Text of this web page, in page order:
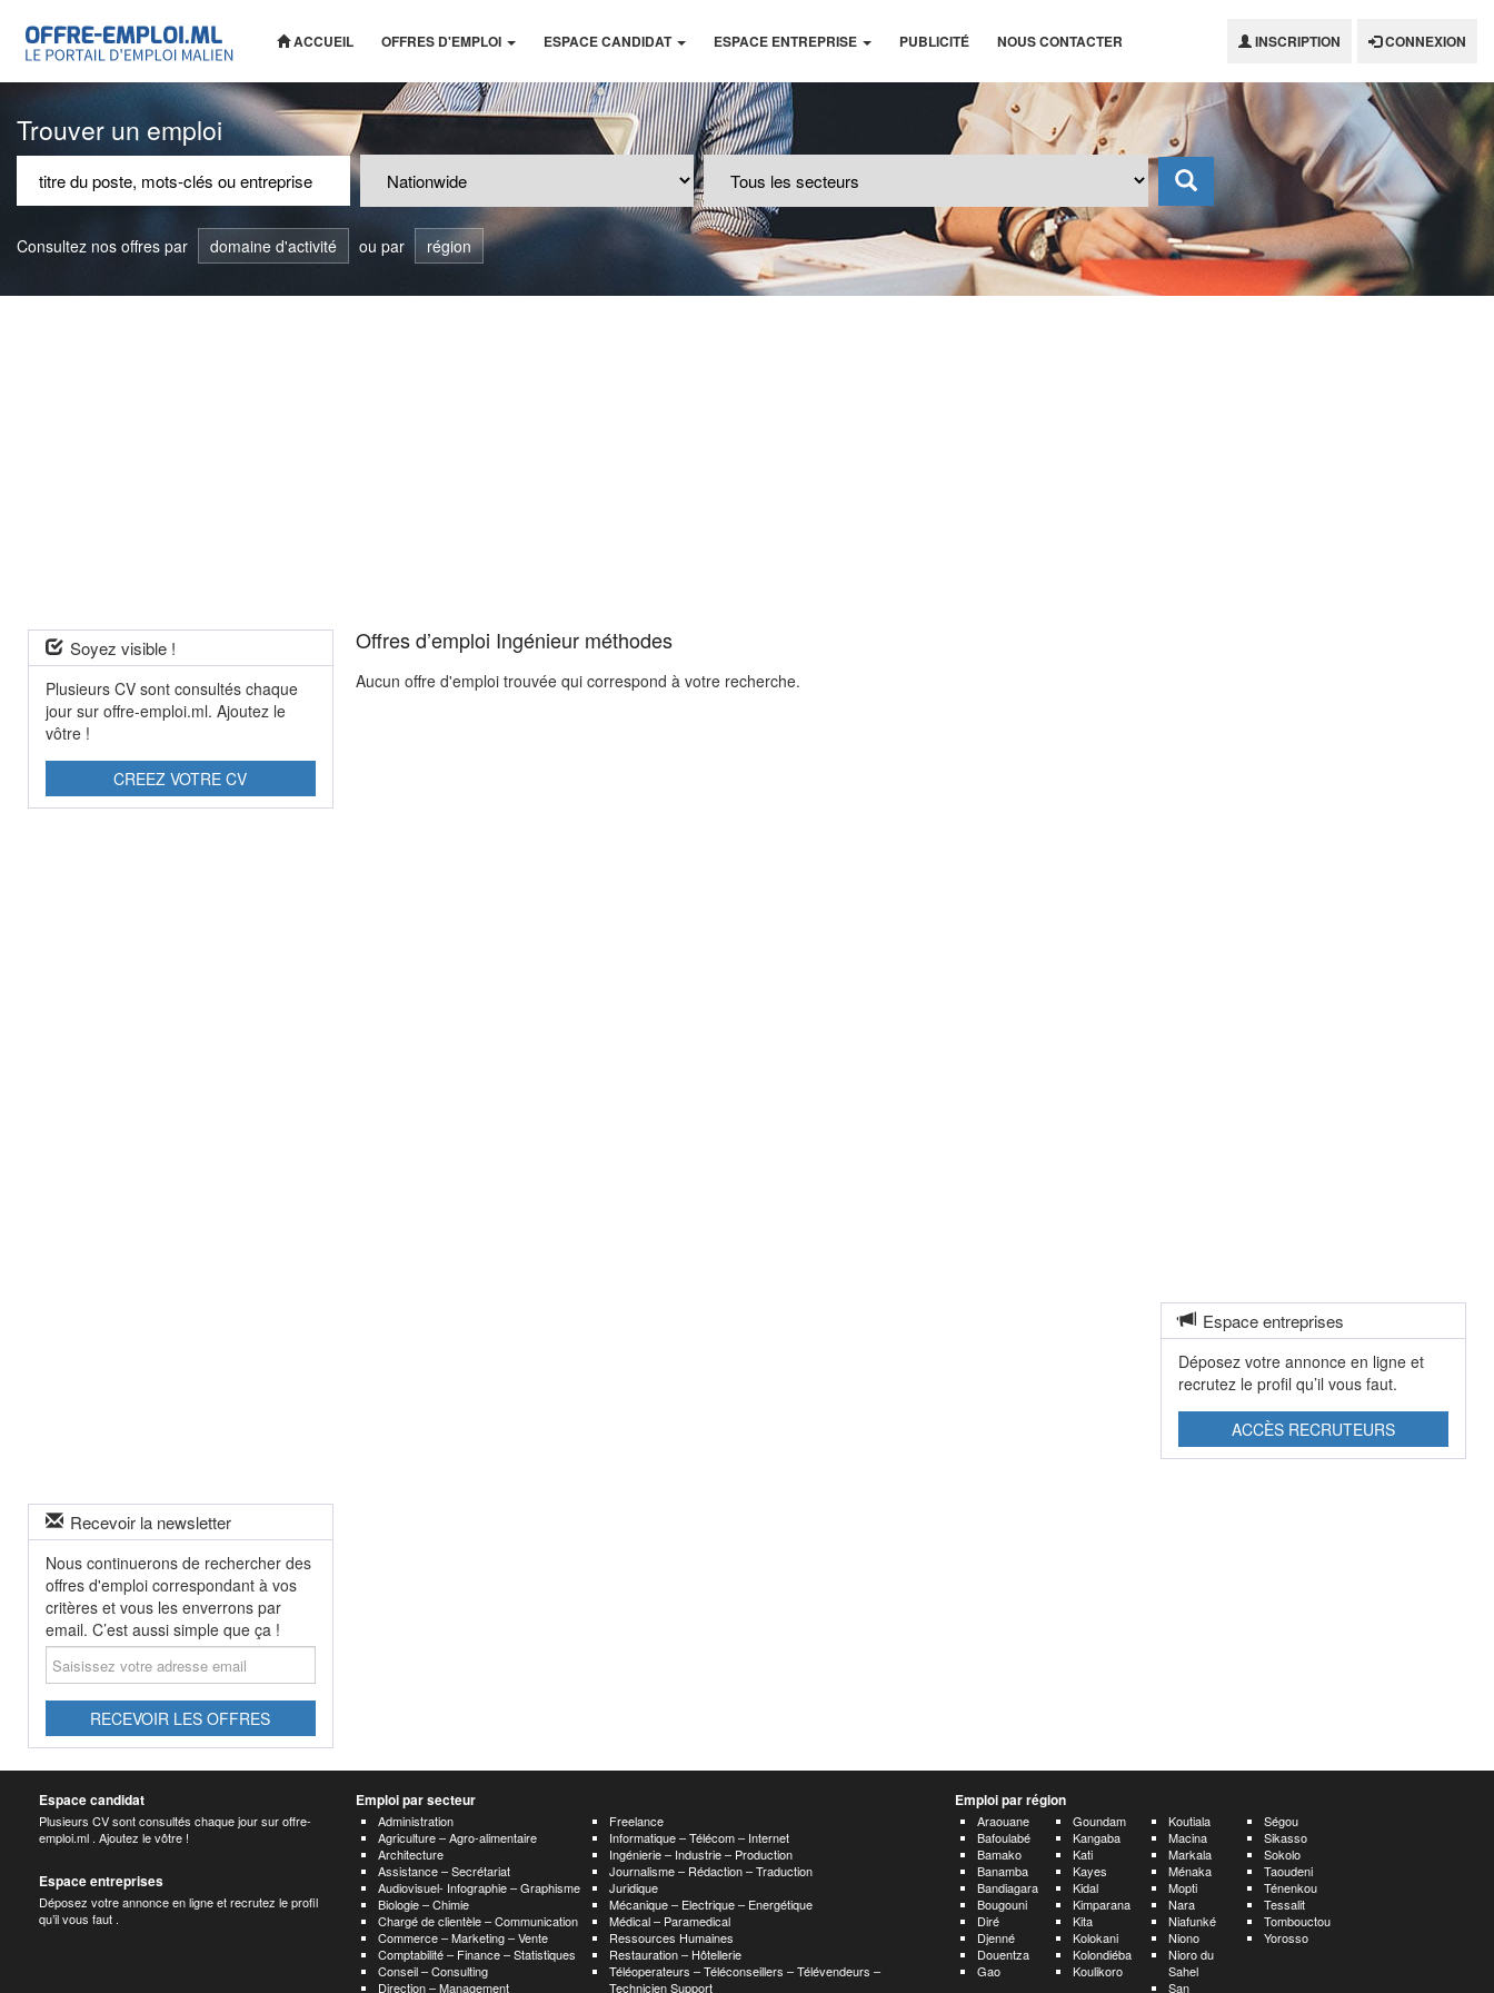
ACCUEIL OFFRES D'EMPLOI ESPACE CANDIDAT ESPACE ENTREPRISE PUBLICITÉ NOUS CONTACTER INSCRIPTION CONNEXION
Trouver un emploi
Consultez nos offres par domaine d'activité ou par région
Soyez visible !
Plusieurs CV sont consultés chaque
jour sur offre-emploi.ml. Ajoutez le
vôtre !
CREEZ VOTRE CV
Recevoir la newsletter
Nous continuerons de rechercher des
offres d'emploi correspondant à vos
critères et vous les enverrons par
email. C’est aussi simple que ça !
Saisissez
votre
adresse
RECEVOIR LES OFFRES
Offres d’emploi Ingénieur méthodes
Aucun offre d'emploi trouvée qui correspond à votre recherche.
Espace entreprises
Déposez votre annonce en ligne et
recrutez le profil qu’il vous faut.
ACCÈS RECRUTEURS
Espace candidat
Plusieurs CV sont consultés chaque jour sur offre-
emploi.ml . Ajoutez le vôtre !
Espace entreprises
Déposez votre annonce en ligne et recrutez le profil
qu’il vous faut .
Emploi par secteur
Administration
Agriculture – Agro-alimentaire
Architecture
Assistance – Secrétariat
Audiovisuel- Infographie – Graphisme
Biologie – Chimie
Chargé de clientèle – Communication
Commerce – Marketing – Vente
Comptabilité – Finance – Statistiques
Conseil – Consulting
Direction – Management
Freelance
Informatique – Télécom – Internet
Ingénierie – Industrie – Production
Journalisme – Rédaction – Traduction
Juridique
Mécanique – Electrique – Energétique
Médical – Paramedical
Ressources Humaines
Restauration – Hôtellerie
Téléoperateurs – Téléconseillers – Télévendeurs –
Technicien Support
Emploi par région
Araouane
Bafoulabé
Bamako
Banamba
Bandiagara
Bougouni
Diré
Djenné
Douentza
Gao
Goundam
Kangaba
Kati
Kayes
Kidal
Kimparana
Kita
Kolokani
Kolondiéba
Koulikoro
Koutiala
Macina
Markala
Ménaka
Mopti
Nara
Niafunké
Niono
Nioro du
Sahel
San
Ségou
Sikasso
Sokolo
Taoudeni
Ténenkou
Tessalit
Tombouctou
Yorosso